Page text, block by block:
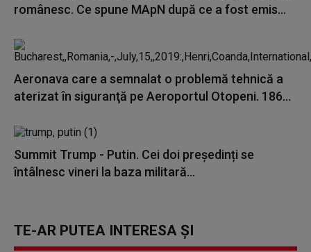
românesc. Ce spune MApN după ce a fost emis...
Aeronava care a semnalat o problemă tehnică a
aterizat în siguranţă pe Aeroportul Otopeni. 186...
Summit Trump - Putin. Cei doi președinți se
întâlnesc vineri la baza militară...
TE-AR PUTEA INTERESA ȘI